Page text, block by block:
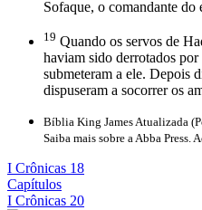
Sofaque, o comandante do
19 Quando os servos de
haviam sido derrotados
submeteram a ele. Depois
dispuseram a socorrer os
Bíblia King James Atualizada
Saiba mais sobre a Abba Press.
I Crônicas 18
Capítulos
I Crônicas 20